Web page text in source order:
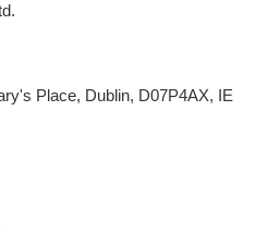
Place, Dublin, D07P4AX, IE